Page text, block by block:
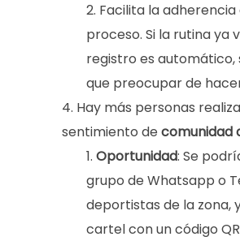
Facilita la
proceso. Si la rutina ya
registro es automático,
que preocupar de
Hay más personas
sentimiento de comunidad
Oportunidad: Se
grupo de Whatsapp o
deportistas de la zona,
cartel con un código